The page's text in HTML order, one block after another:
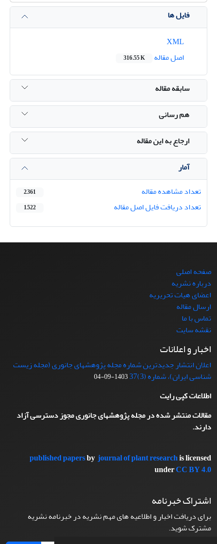
فایل ها
اصل مقاله
316.55 K
سابقه مقاله
هم رسانی
ارجاع به این مقاله
آمار
تعداد مشاهده مقاله
2,361
تعداد دریافت فایل اصل مقاله 1,522
صفحه اصلی
درباره نشریه
اعضای هیات تحریریه
ارسال مقاله
تماس با ما
نقشه سایت
اخبار و اعلانات
اعلان انتشار جدیدترین شماره مجله پژوهشهای جانوری (مجله زیست
شناسی ایران)، شماره (3)37
1403-09-04
اطلاعات کپی رایت
مقالات منتشر شده در مجله پژوهشهای جانوری مجوز دسترسی آزاد
دارند.
published papersbyjournal of plant researchis licensed
underCC BY 4.0
اشتراک خبرنامه
برای دریافت اخبار و اطلاعیه های مهم نشریه در خبرنامه نشریه
مشترک شوید.